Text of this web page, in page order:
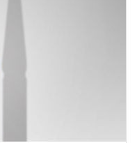
korrelstructuur
kunt werken.
wondjes en
en professioneel
comfortabeler